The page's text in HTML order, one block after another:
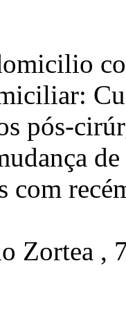
pós-
com
Zortea ,